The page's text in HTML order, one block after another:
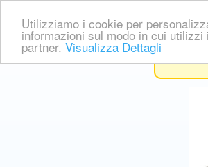
Utilizziamo i cookie per
informazioni sul modo in cui
partner. Visualizza Dettagli